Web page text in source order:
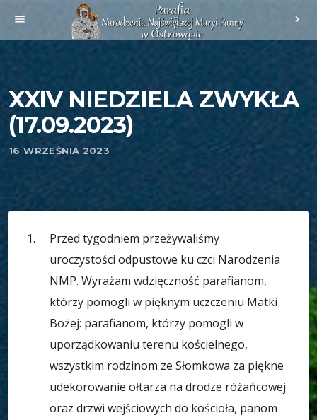
menu chevron_right
XXIV NIEDZIELA ZWYKŁA
(17.09.2023)
16 WRZEŚNIA 2023
Przed tygodniem przeżywaliśmy
uroczystości odpustowe ku czci Narodzenia
NMP. Wyrażam wdzięczność parafianom,
którzy pomogli w pięknym uczczeniu Matki
Bożej: parafianom, którzy pomogli w
uporządkowaniu terenu kościelnego,
wszystkim rodzinom ze Słomkowa za piękne
udekorowanie ołtarza na drodze różańcowej
oraz drzwi wejściowych do kościoła, panom